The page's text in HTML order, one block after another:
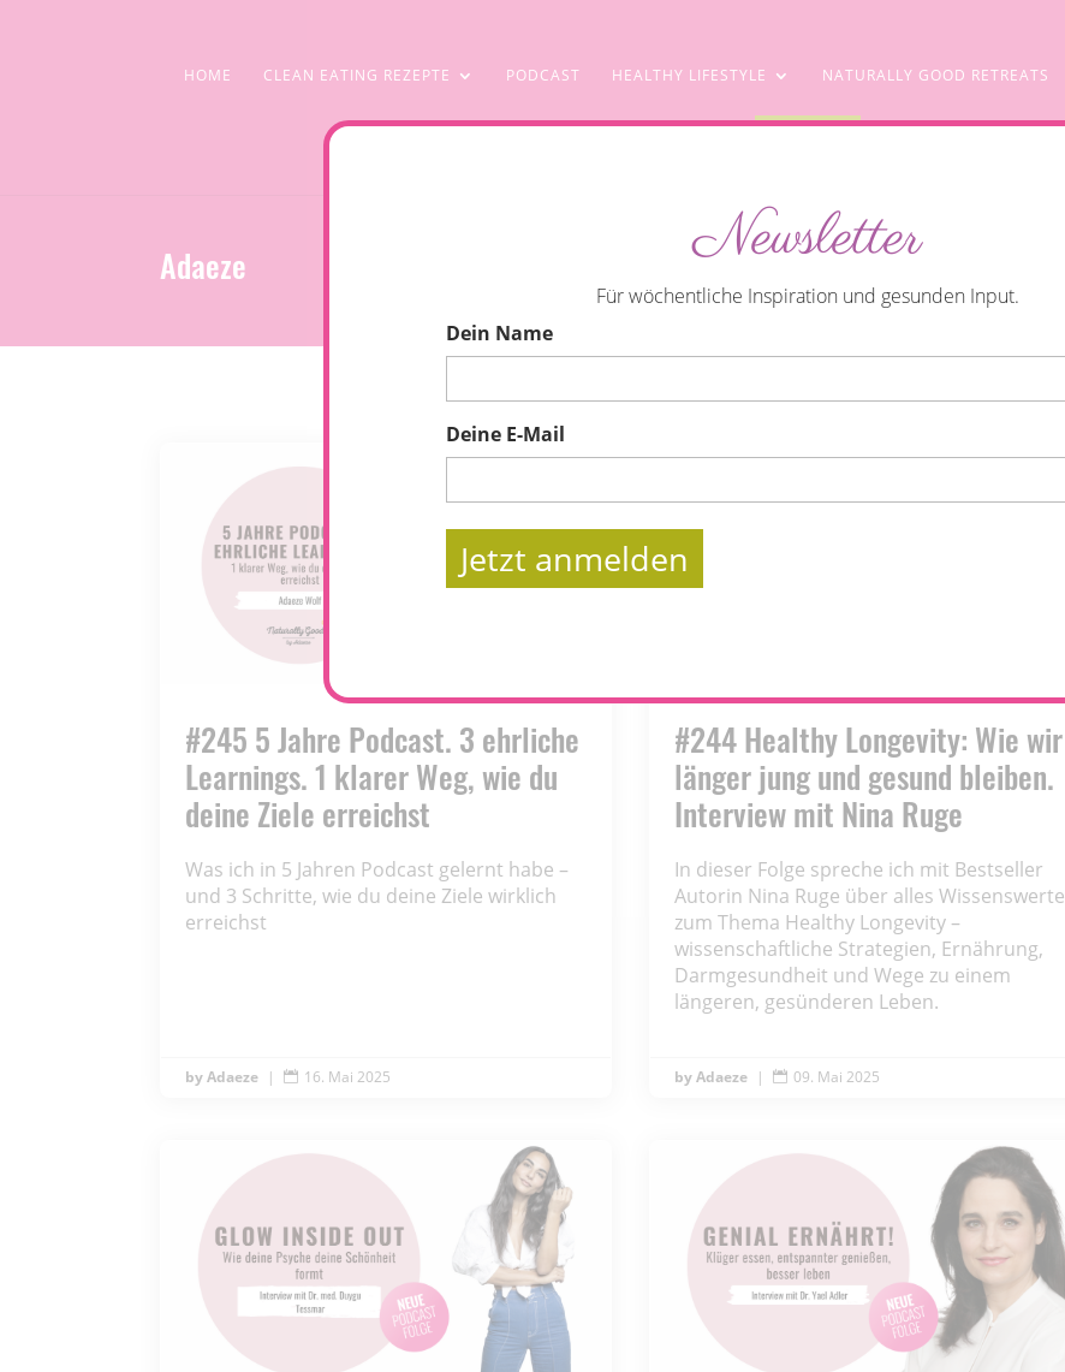
HOME CLEAN EATING REZEPTE PODCAST HEALTHY LIFESTYLE NATURALLY GOOD RETREATS
Adaeze
#245 5 Jahre Podcast. 3 ehrliche
Learnings. 1 klarer Weg, wie du
deine Ziele erreichst
Was ich in 5 Jahren Podcast gelernt habe –
und 3 Schritte, wie du deine Ziele wirklich
erreichst
Adaeze |  16. Mai 2025
#244 Healthy Longevity: Wie wir
länger jung und gesund bleiben.
Interview mit Nina Ruge
In dieser Folge spreche ich mit Bestseller
Autorin Nina Ruge über alles Wissenswerte
zum Thema Healthy Longevity –
wissenschaftliche Strategien, Ernährung,
Darmgesundheit und Wege zu einem
längeren, gesünderen Leben.
Adaeze |  09. Mai 2025
Newsletter
Für wöchentliche Inspiration und gesunden Input.
Dein Name
Deine E-Mail
Jetzt anmelden